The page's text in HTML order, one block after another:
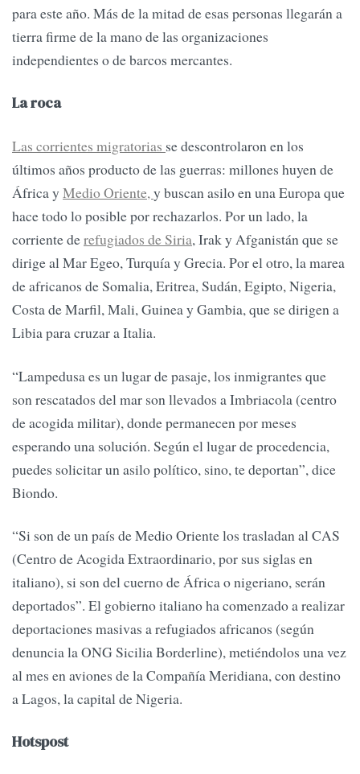
para este año. Más de la mitad de esas personas llegarán a
tierra firme de la mano de las organizaciones
independientes o de barcos mercantes.
La roca
Las corrientes migratorias se descontrolaron en los
últimos años producto de las guerras: millones huyen de
África y Medio Oriente,y buscan asilo en una Europa que
hace todo lo posible por rechazarlos. Por un lado, la
corriente derefugiados de Siria, Irak y Afganistán que se
dirige al Mar Egeo, Turquía y Grecia. Por el otro, la marea
de africanos de Somalia, Eritrea, Sudán, Egipto, Nigeria,
Costa de Marfil, Mali, Guinea y Gambia, que se dirigen a
Libia para cruzar a Italia.
“Lampedusa es un lugar de pasaje, los inmigrantes que
son rescatados del mar son llevados a Imbriacola (centro
de acogida militar), donde permanecen por meses
esperando una solución. Según el lugar de procedencia,
puedes solicitar un asilo político, sino, te deportan”, dice
Biondo.
“Si son de un país de Medio Oriente los trasladan al CAS
(Centro de Acogida Extraordinario, por sus siglas en
italiano), si son del cuerno de África o nigeriano, serán
deportados”. El gobierno italiano ha comenzado a realizar
deportaciones masivas a refugiados africanos (según
denuncia la ONG Sicilia Borderline), metiéndolos una vez
al mes en aviones de la Compañía Meridiana, con destino
a Lagos, la capital de Nigeria.
Hotspost